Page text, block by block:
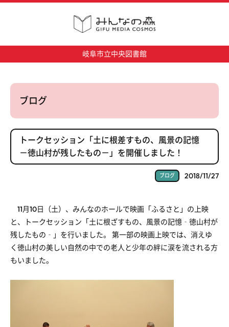
岐阜市立中央図書館
ブログ
トークセッション「土に根差すもの、風景の記憶
－徳山村が残したもの－」を開催しました！
ブログ 2018/11/27
11月10日（土）、みんなのホールで映画「ふるさと」の上映
と、トークセッション「土に根ざすもの、風景の記憶‐徳山村が
残したもの‐」を行いました。 第一部の映画上映では、消えゆ
く徳山村の美しい自然の中での老人と少年の絆に涙を流される方
もいました。